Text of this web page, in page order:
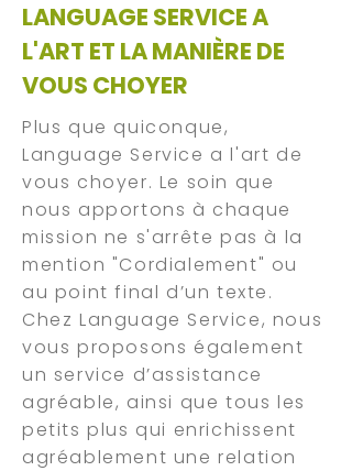
LANGUAGE SERVICE A
L'ART ET LA MANIÈRE DE
VOUS CHOYER
Plus que quiconque,
Language Service a l'art de
vous choyer. Le soin que
nous apportons à chaque
mission ne s'arrête pas à la
mention "Cordialement" ou
au point final d’un texte.
Chez Language Service, nous
vous proposons également
un service d’assistance
agréable, ainsi que tous les
petits plus qui enrichissent
agréablement une relation